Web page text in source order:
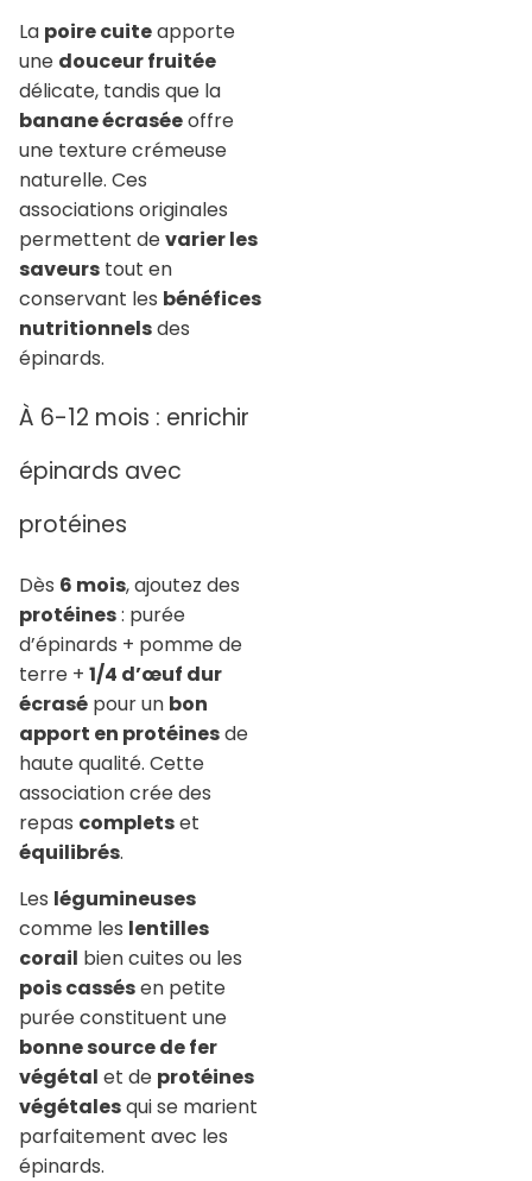
La poire cuiteapporte
une douceur fruitée
délicate, tandis que la
banane écraséeoffre
une texture crémeuse
naturelle. Ces
associations originales
permettent devarier les
saveurs tout en
conservant les bénéfices
nutritionnelsdes
épinards.
À 6-12 mois : enrichir
épinards avec
protéines
Dès 6 mois, ajoutez des
protéines: purée
d’épinards + pomme de
terre + 1/4 d’œuf dur
écrasé pour un bon
apport en protéinesde
haute qualité. Cette
association crée des
repas completset
équilibrés.
Les légumineuses
comme les lentilles
corail bien cuites ou les
pois cassésen petite
purée constituent une
bonne source de fer
végétal et de protéines
végétalesqui se marient
parfaitement avec les
épinards.